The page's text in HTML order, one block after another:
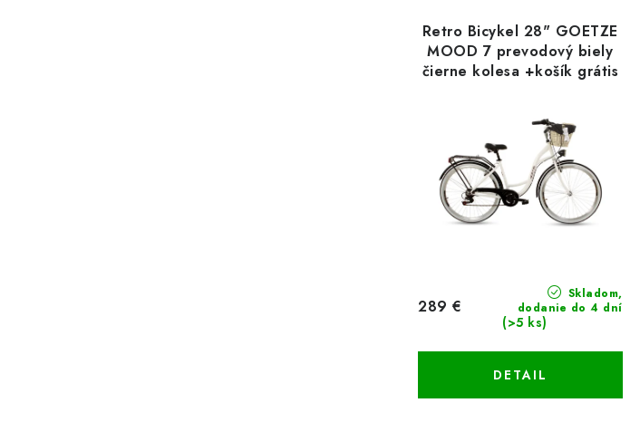
Retro Bicykel 28" GOETZE
MOOD 7 prevodový biely
čierne kolesa +košík grátis
Skladom,
dodanie do 4 dní
(>5 ks)
289 €
DETAIL